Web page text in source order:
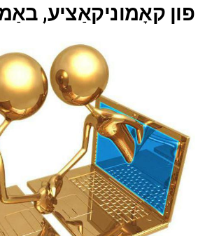
פון קאָמוניקאַציע,